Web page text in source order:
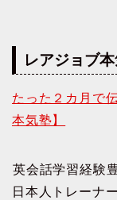
レアジョブ
たった２カ月で
本気塾】
英会話学習経験
日本人トレーナ